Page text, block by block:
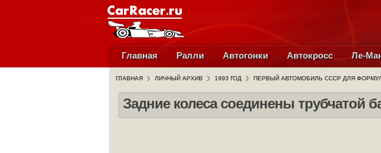
Главная Ралли Автогонки Автокросс Ле-
ГЛАВНАЯ ЛИЧНЫЙ АРХИВ 1993 ГОД ПЕРВЫЙ АВТОМОБИЛЬ СССР ДЛЯ
Задние колеса соединены трубчатой